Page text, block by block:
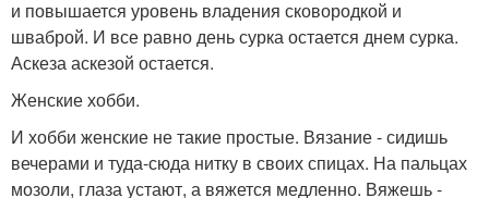
и повышается уровень владения сковородкой и
шваброй. И все равно день сурка остается днем сурка.
Аскеза аскезой остается.
Женские хобби.
И хобби женские не такие простые. Вязание - сидишь
вечерами и туда-сюда нитку в своих спицах. На пальцах
мозоли, глаза устают, а вяжется медленно. Вяжешь -